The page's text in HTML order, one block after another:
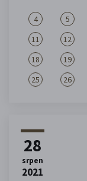
4
5
11
12
18
19
25
26
28
srpen
2021